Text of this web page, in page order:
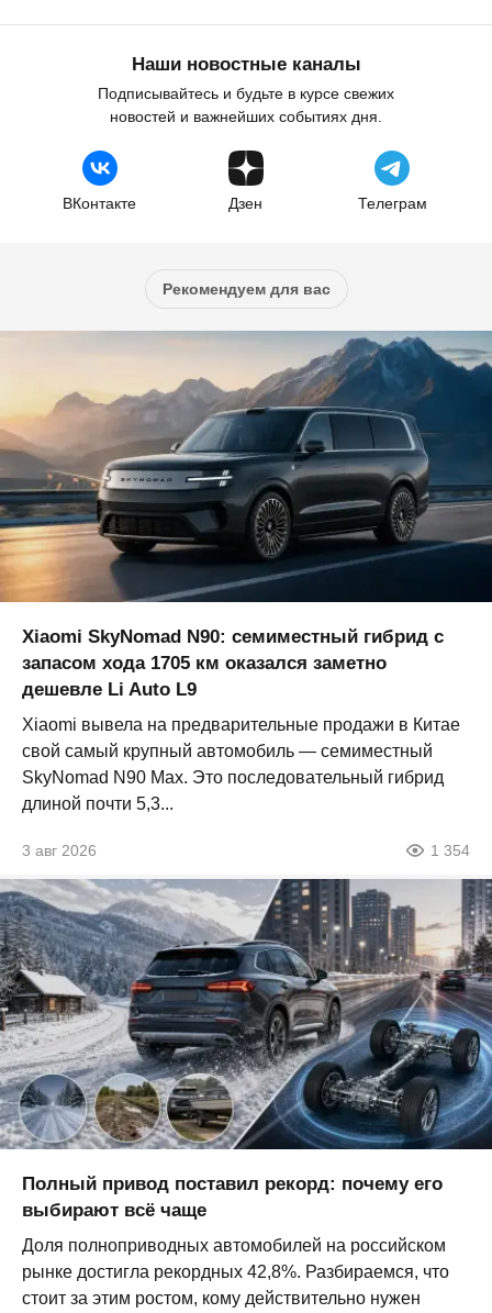
Наши новостные каналы
Подписывайтесь и будьте в курсе свежих
новостей и важнейших событиях дня.
ВКонтакте Дзен Телеграм
Рекомендуем для вас
Xiaomi SkyNomad N90: семиместный гибрид с
запасом хода 1705 км оказался заметно
дешевле Li Auto L9
Xiaomi вывела на предварительные продажи в Китае
свой самый крупный автомобиль — семиместный
SkyNomad N90 Max. Это последовательный гибрид
длиной почти 5,3...
3 авг 2026 1 354
Полный привод поставил рекорд: почему его
выбирают всё чаще
Доля полноприводных автомобилей на российском
рынке достигла рекордных 42,8%. Разбираемся, что
стоит за этим ростом, кому действительно нужен